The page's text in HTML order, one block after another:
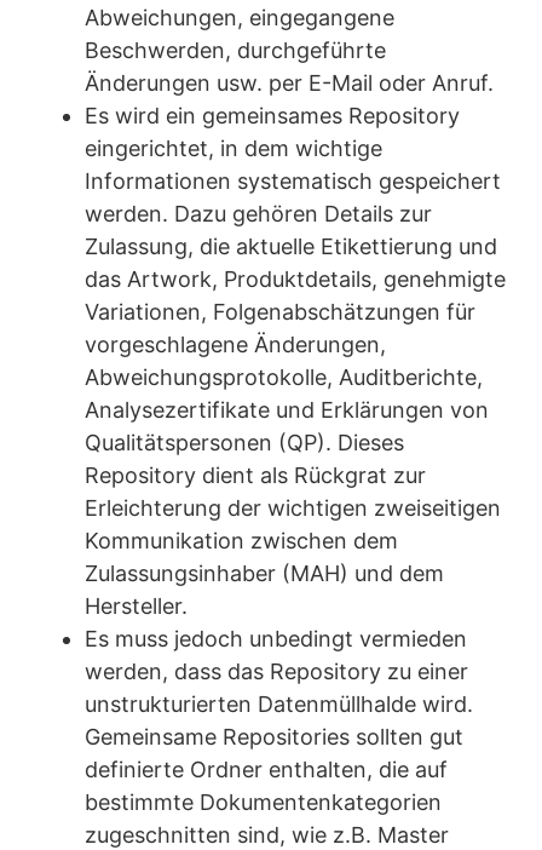
Abweichungen, eingegangene
Beschwerden, durchgeführte
Änderungen usw. per E-Mail oder Anruf.
Es wird ein gemeinsames Repository
eingerichtet, in dem wichtige
Informationen systematisch gespeichert
werden. Dazu gehören Details zur
Zulassung, die aktuelle Etikettierung und
das Artwork, Produktdetails, genehmigte
Variationen, Folgenabschätzungen für
vorgeschlagene Änderungen,
Abweichungsprotokolle, Auditberichte,
Analysezertifikate und Erklärungen von
Qualitätspersonen (QP). Dieses
Repository dient als Rückgrat zur
Erleichterung der wichtigen zweiseitigen
Kommunikation zwischen dem
Zulassungsinhaber (MAH) und dem
Hersteller.
Es muss jedoch unbedingt vermieden
werden, dass das Repository zu einer
unstrukturierten Datenmüllhalde wird.
Gemeinsame Repositories sollten gut
definierte Ordner enthalten, die auf
bestimmte Dokumentenkategorien
zugeschnitten sind, wie z.B. Master